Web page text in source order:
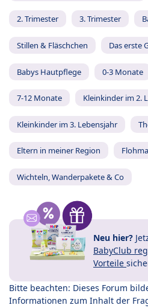
2. Trimester 3. Trimester
Stillen & Fläschchen Das erste
Babys Hautpflege 0-3 Monate
7-12 Monate Kleinkinder im 2.
Kleinkinder im 3. Lebensjahr
Eltern in meiner Region
Wichteln, Wanderpakete & Co
Neu hier?
BabyClub
Vorteile
Bitte beachten: Dieses Forum
Informationen zum Inhalt der